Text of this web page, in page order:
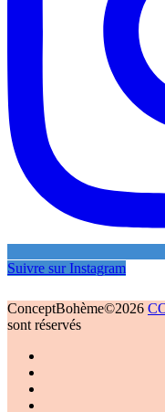
Suivre sur Instagram
ConceptBohème©2026
sont réservés